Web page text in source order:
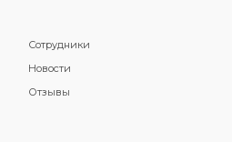
Сотрудники
Новости
Отзывы